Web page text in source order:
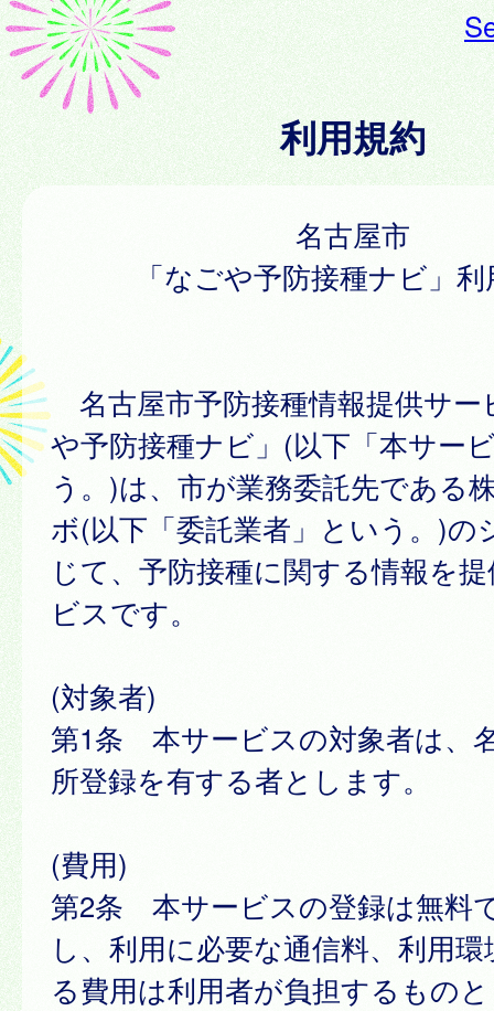
利用規約
名古屋市
「なごや予防接種ナビ」
名古屋市予防接種情報提供サー
や予防接種ナビ」(以下「本サー
う。)は、市が業務委託先である
ボ(以下「委託業者」という。)の
じて、予防接種に関する情報を
ビスです。
(対象者)
第1条 本サービスの対象者は、
所登録を有する者とします。
(費用)
第2条 本サービスの登録は無料
し、利用に必要な通信料、利用
る費用は利用者が負担するもの